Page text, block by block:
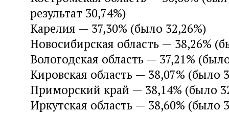
результат 30,74%)
Карелия — 37,30% (было 32,26%)
Новосибирская область — 38,26%
Вологодская область — 37,21%
Кировская область — 38,07% (было
Приморский край — 38,14% (было
Иркутская область — 38,60% (было